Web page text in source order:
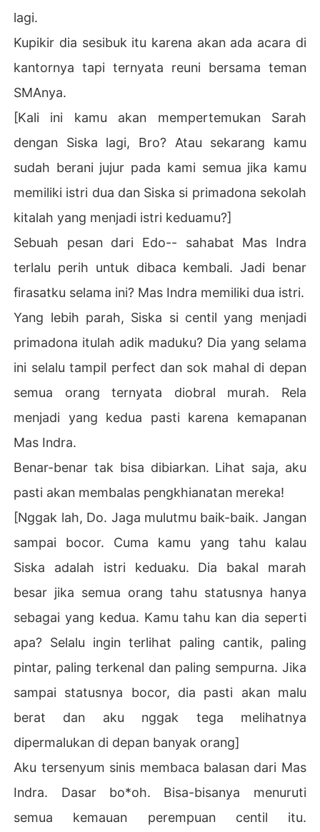
lagi.
Kupikir dia sesibuk itu karena akan ada acara di
kantornya tapi ternyata reuni bersama teman
SMAnya.
[Kali ini kamu akan mempertemukan Sarah
dengan Siska lagi, Bro? Atau sekarang kamu
sudah berani jujur pada kami semua jika kamu
memiliki istri dua dan Siska si primadona sekolah
kitalah yang menjadi istri keduamu?]
Sebuah pesan dari Edo-- sahabat Mas Indra
terlalu perih untuk dibaca kembali. Jadi benar
firasatku selama ini? Mas Indra memiliki dua istri.
Yang lebih parah, Siska si centil yang menjadi
primadona itulah adik maduku? Dia yang selama
ini selalu tampil perfect dan sok mahal di depan
semua orang ternyata diobral murah. Rela
menjadi yang kedua pasti karena kemapanan
Mas Indra.
Benar-benar tak bisa dibiarkan. Lihat saja, aku
pasti akan membalas pengkhianatan mereka!
[Nggak lah, Do. Jaga mulutmu baik-baik. Jangan
sampai bocor. Cuma kamu yang tahu kalau
Siska adalah istri keduaku. Dia bakal marah
besar jika semua orang tahu statusnya hanya
sebagai yang kedua. Kamu tahu kan dia seperti
apa? Selalu ingin terlihat paling cantik, paling
pintar, paling terkenal dan paling sempurna. Jika
sampai statusnya bocor, dia pasti akan malu
berat dan aku nggak tega melihatnya
dipermalukan di depan banyak orang]
Aku tersenyum sinis membaca balasan dari Mas
Indra. Dasar bo*oh. Bisa-bisanya menuruti
semua kemauan perempuan centil itu.